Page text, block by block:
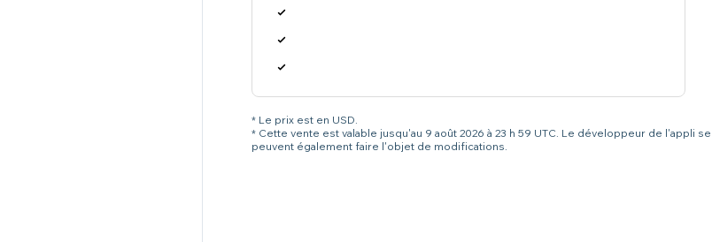
* Le prix est en USD.
* Cette vente est valable jusqu'au 9 août 2026 à 23 h 59 UTC. Le développeur de
peuvent également faire l'objet de modifications.